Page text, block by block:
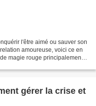
l'être aimé ou sauver son
amoureuse, voici ce en
magie rouge principalement
gérer la crise et